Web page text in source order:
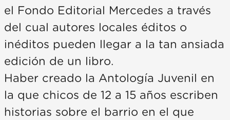
el Fondo Editorial Mercedes a través
del cual autores locales éditos o
inéditos pueden llegar a la tan ansiada
edición de un libro.
Haber creado la Antología Juvenil en
la que chicos de 12 a 15 años escriben
historias sobre el barrio en el que